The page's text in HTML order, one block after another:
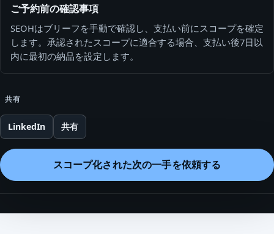
ご予約前の確認事項
SEOHはブリーフを手動で確認し、支払い前にスコープを確定
します。承認されたスコープに適合する場合、支払い後7日以
内に最初の納品を設定します。
共有
LinkedIn 共有
スコープ化された次の一手を依頼する